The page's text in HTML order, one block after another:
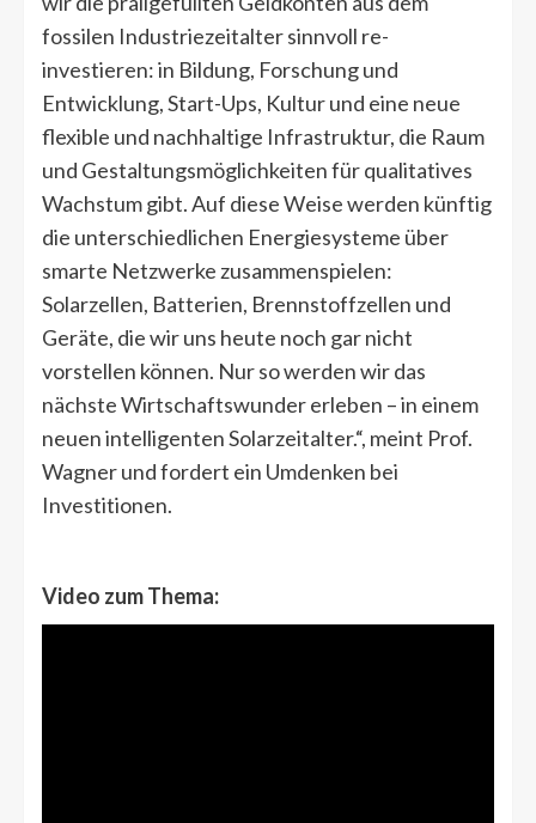
fossilen Industriezeitalter sinnvoll re-
investieren: in Bildung, Forschung und
Entwicklung, Start-Ups, Kultur und eine neue
flexible und nachhaltige Infrastruktur, die Raum
und Gestaltungsmöglichkeiten für qualitatives
Wachstum gibt. Auf diese Weise werden künftig
die unterschiedlichen Energiesysteme über
smarte Netzwerke zusammenspielen:
Solarzellen, Batterien, Brennstoffzellen und
Geräte, die wir uns heute noch gar nicht
vorstellen können. Nur so werden wir das
nächste Wirtschaftswunder erleben – in einem
neuen intelligenten Solarzeitalter.“, meint Prof.
Wagner und fordert ein Umdenken bei
Investitionen.
Video zum Thema: